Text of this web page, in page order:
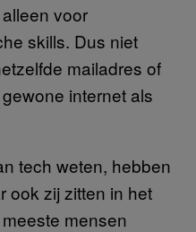
voor
skills. Dus niet
mailadres of
internet als
tech weten, hebben
ook zij zitten in het
mensen